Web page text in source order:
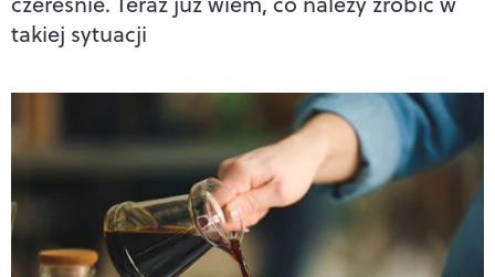
takiej sytuacji